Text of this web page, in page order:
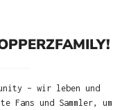
– wir leben und
und Sammler, um